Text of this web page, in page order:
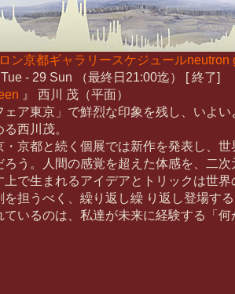
ン京都ギャラリースケジュール
- 29 Sun （最終日21:00迄） [ 終了]
』 西川 茂（平面）
ェア東京」で鮮烈な印象を残し、いよ
西川茂。
・京都と続く個展では新作を発表し、
ろう。人間の感覚を超えた体感を、二
上で生まれるアイデアとトリックは世
を担うべく、繰り返し繰 り返し登場す
ているのは、私達が未来に経験する「